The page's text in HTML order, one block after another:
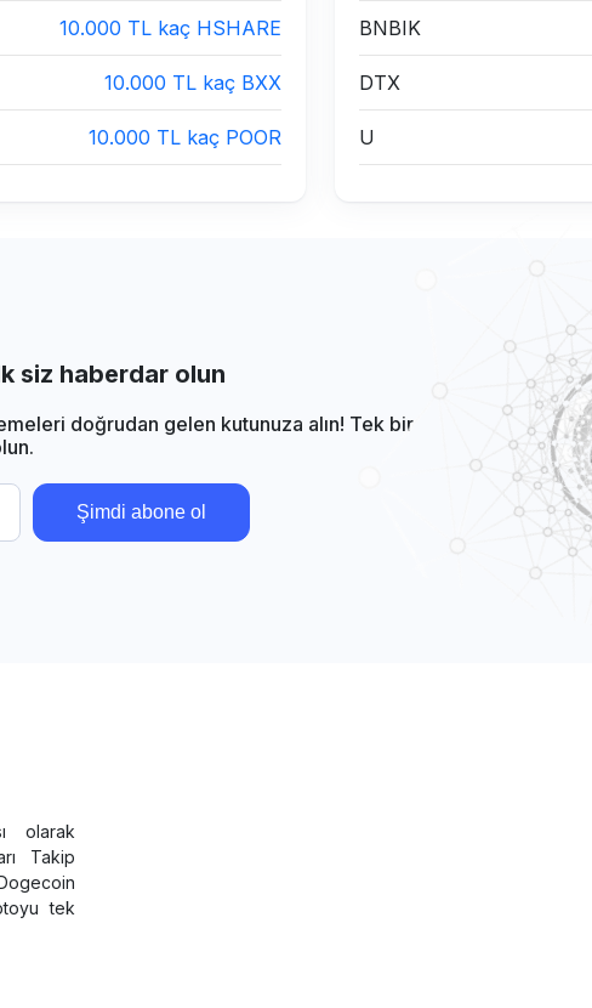
10.000 TL kaç HSHARE
10.000 TL kaç BXX
10.000 TL kaç POOR
BNBIK
DTX
U
siz haberdar olun
doğrudan gelen kutunuza alın! Tek bir
Şimdi abone ol
olarak
Takip
tek